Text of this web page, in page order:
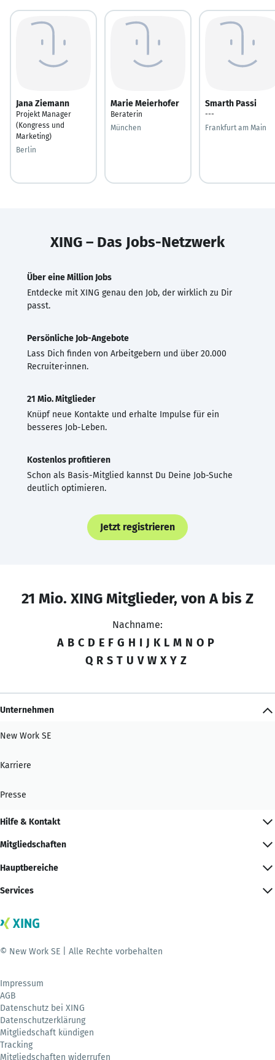
Jana Ziemann
Projekt Manager
(Kongress und
Marketing)
Berlin
Marie Meierhofer
Beraterin
München
Smarth Passi
---
Frankfurt am Main
XING – Das Jobs-Netzwerk
Über eine Million Jobs
Entdecke mit XING genau den Job, der wirklich zu Dir
passt.
Persönliche Job-Angebote
Lass Dich finden von Arbeitgebern und über 20.000
Recruiter·innen.
21 Mio. Mitglieder
Knüpf neue Kontakte und erhalte Impulse für ein
besseres Job-Leben.
Kostenlos profitieren
Schon als Basis-Mitglied kannst Du Deine Job-Suche
deutlich optimieren.
Jetzt registrieren
21 Mio. XING Mitglieder, von A bis Z
Nachname:
A B C D E F G H I J K L M N O P
Q R S T U V W X Y Z
Unternehmen
New Work SE
Karriere
Presse
Hilfe & Kontakt
Mitgliedschaften
Hauptbereiche
Services
© New Work SE | Alle Rechte vorbehalten
Impressum
AGB
Datenschutz bei XING
Datenschutzerklärung
Mitgliedschaft kündigen
Tracking
Mitgliedschaften widerrufen